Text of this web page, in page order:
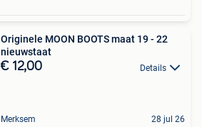
Originele MOON BOOTS maat 19 - 22
nieuwstaat
€ 12,00 Details
Merksem 28 jul 26